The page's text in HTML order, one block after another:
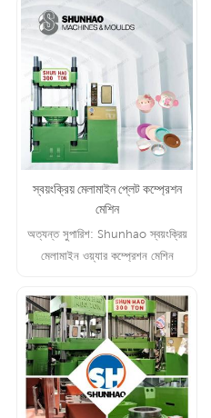
স্বয়ংক্রিয় মেলামাইন প্লেট কম্প্রেশন
মেশিন
অত্যন্ত সুপারিশ: Shunhao স্বয়ংক্রিয়
মেলামাইন ওয়্যার কম্প্রেশন মেশিন